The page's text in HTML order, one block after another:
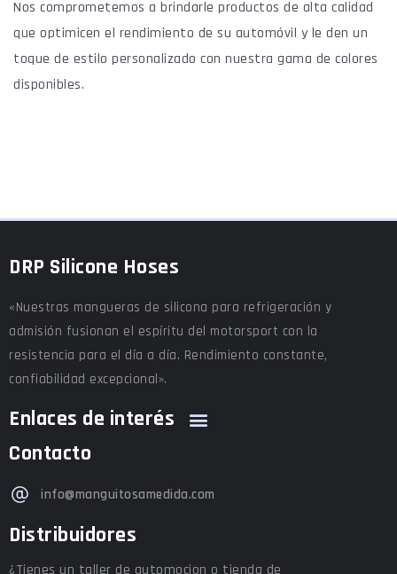
Nos comprometemos a brindarle productos de alta calidad
que optimicen el rendimiento de su automóvil y le den un
toque de estilo personalizado con nuestra gama de colores
disponibles.
DRP Silicone Hoses
«Nuestras mangueras de silicona para refrigeración y
admisión fusionan el espíritu del motorsport con la
resistencia para el día a día. Rendimiento constante,
confiabilidad excepcional».
Enlaces de interés
Contacto
info@manguitosamedida.com
Distribuidores
¿Tienes un taller de automocion o tienda de